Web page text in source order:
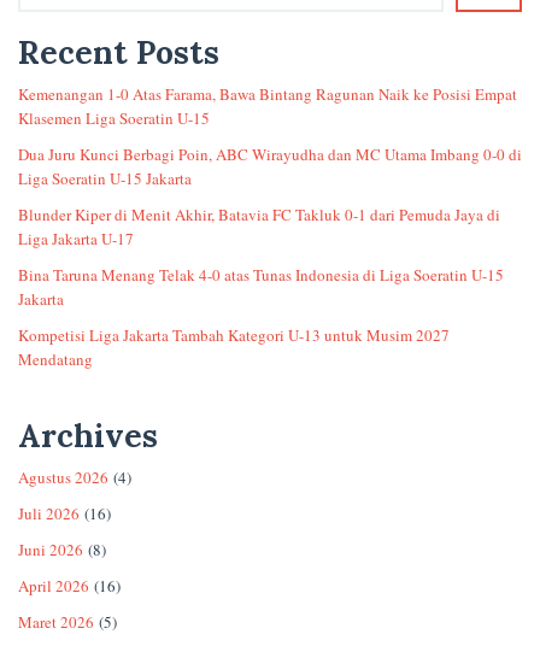
Recent Posts
Kemenangan 1-0 Atas Farama, Bawa Bintang Ragunan Naik ke Posisi Empat
Klasemen Liga Soeratin U-15
Dua Juru Kunci Berbagi Poin, ABC Wirayudha dan MC Utama Imbang 0-0 di
Liga Soeratin U-15 Jakarta
Blunder Kiper di Menit Akhir, Batavia FC Takluk 0-1 dari Pemuda Jaya di
Liga Jakarta U-17
Bina Taruna Menang Telak 4-0 atas Tunas Indonesia di Liga Soeratin U-15
Jakarta
Kompetisi Liga Jakarta Tambah Kategori U-13 untuk Musim 2027
Mendatang
Archives
Agustus 2026 (4)
Juli 2026 (16)
Juni 2026 (8)
April 2026 (16)
Maret 2026 (5)